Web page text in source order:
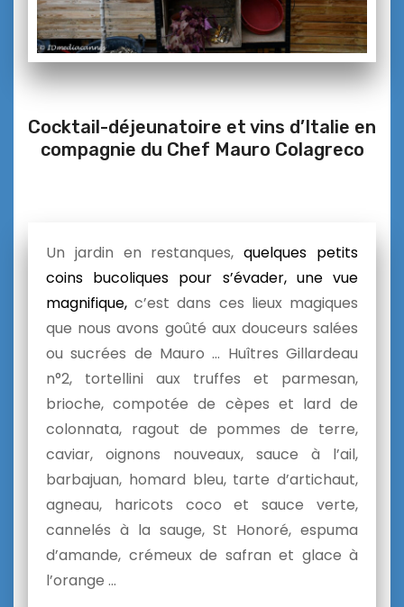
Cocktail-déjeunatoire et vins d’Italie en
compagnie du Chef Mauro Colagreco
Un jardin en restanques,quelques petits
coins bucoliques pour s’évader, une vue
magnifique,c’est dans ces lieux magiques
que nous avons goûté aux douceurs salées
ou sucrées de Mauro … Huîtres Gillardeau
n°2, tortellini aux truffes et parmesan,
brioche, compotée de cèpes et lard de
colonnata, ragout de pommes de terre,
caviar, oignons nouveaux, sauce à l’ail,
barbajuan, homard bleu, tarte d’artichaut,
agneau, haricots coco et sauce verte,
cannelés à la sauge, St Honoré, espuma
d’amande, crémeux de safran et glace à
l’orange …